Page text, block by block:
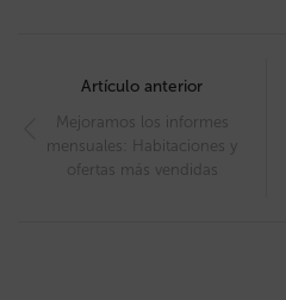
navigation
Artículo anterior
Mejoramos los informes
mensuales: Habitaciones y
ofertas más vendidas